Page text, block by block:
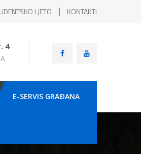
LJETO KONTAKTI
4
E-SERVIS GRAÐANA